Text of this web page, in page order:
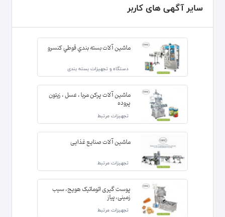
سایر آگهی های کاربر
ماشين آلات بسته بندي قوطي کنسرو
دستگاه و تجهیزات بسته بندی
ماشین آلات پرکن مربا ، عسل ، زیتون
پروده
تجهیزات مرتبط
ماشین آلات صنایع غذایی
تجهیزات مرتبط
پوست گیری اتوماتیک هویج، سیب
زمینی، پیاز
تجهیزات مرتبط